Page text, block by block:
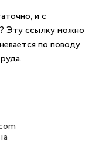
и с
Эту ссылку можно
по поводу